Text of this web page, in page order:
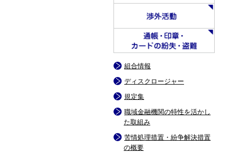
組合情報
ディスクロージャー
規定集
職域金融機関の特性を活かし
た取組み
苦情処理措置・紛争解決措置
の概要